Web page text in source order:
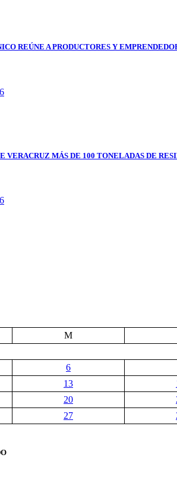
REÚNE A PRODUCTORES Y
VERACRUZ MÁS DE 100 TONELADAS DE
M
6
13
20
27